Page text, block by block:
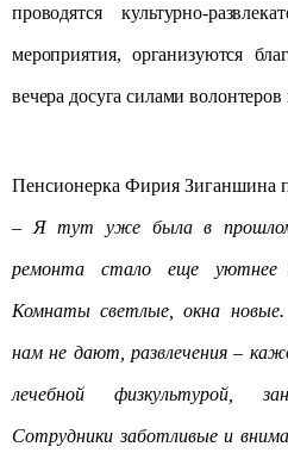
проводятся культурно-
мероприятия, организуются
вечера досуга силами
Пенсионерка Фирия Зиганшина
– Я тут уже была в прошлом
ремонта стало еще уютнее
Комнаты светлые, окна
нам не дают, развлечения –
лечебной физкультурой,
Сотрудники заботливые и